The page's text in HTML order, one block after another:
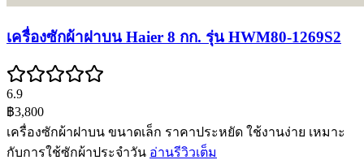
เครื่องซักผ้าฝาบน Haier 8 กก. รุ่น HWM80-1269S2
6.9
฿3,800
เครื่องซักผ้าฝาบน ขนาดเล็ก ราคาประหยัด ใช้งานง่าย เหมาะ
กับการใช้ซักผ้าประจำวัน อ่านรีวิวเต็ม